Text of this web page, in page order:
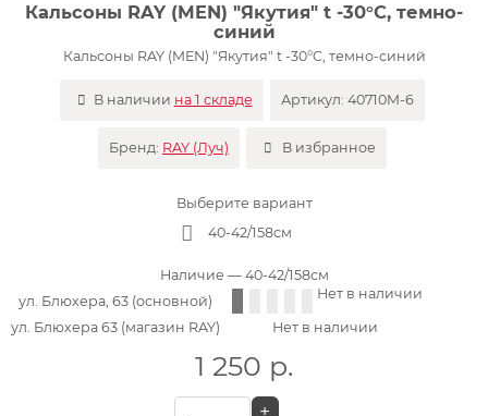
Кальсоны RAY (MEN) "Якутия" t -30°C, темно-
синий
Кальсоны RAY (MEN) "Якутия" t -30°C, темно-синий
В наличии на 1 складе Артикул: 40710M-6
Бренд: RAY (Луч) В избранное
Выберите вариант
40-42/158см
Наличие — 40-42/158см
ул. Блюхера, 63 (основной)
Нет в наличии
ул. Блюхера 63 (магазин RAY) Нет в наличии
1 250 р.
+